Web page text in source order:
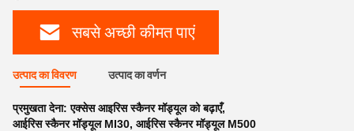
सबसे अच्छी कीमत पाएं
उत्पाद का विवरण उत्पाद का वर्णन
प्रमुखता देना:एक्सेस आइरिस स्कैनर मॉड्यूल को बढ़ाएँ,
आईरिस स्कैनर मॉड्यूल MI30, आईरिस स्कैनर मॉड्यूल M500